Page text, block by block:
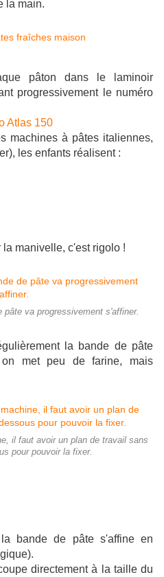
la main.
pâton dans le laminoir
progressivement le numéro
Atlas 150
machines à pâtes italiennes,
les enfants réalisent :
la manivelle, c'est rigolo !
pâte va progressivement s'affiner.
la bande de pâte
met peu de farine, mais
il faut avoir un plan de travail sans
pour pouvoir la fixer.
bande de pâte s'affine en
directement à la taille du